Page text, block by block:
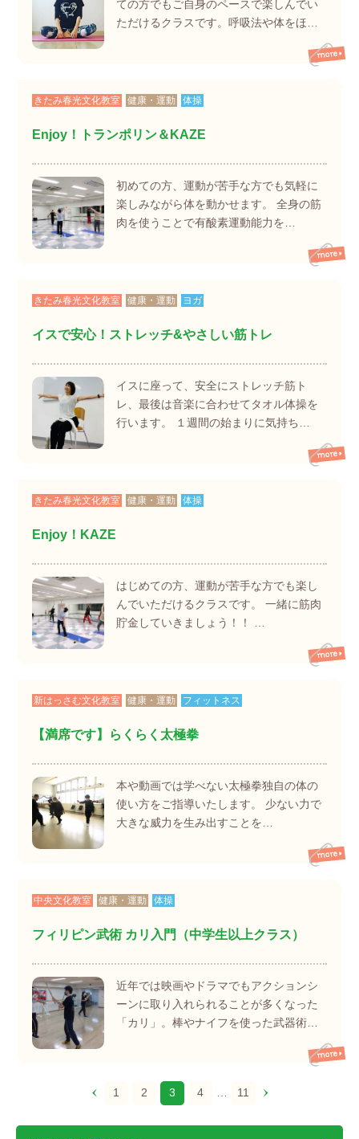
ての方でもご自身のペースで楽しんでい
ただけるクラスです。呼吸法や体をほ…
きたみ春光文化教室 健康・運動 体操
Enjoy！トランポリン＆KAZE
初めての方、運動が苦手な方でも気軽に
楽しみながら体を動かせます。 全身の筋
肉を使うことで有酸素運動能力を…
きたみ春光文化教室 健康・運動 ヨガ
イスで安心！ストレッチ&やさしい筋トレ
イスに座って、安全にストレッチ筋ト
レ、最後は音楽に合わせてタオル体操を
行います。 １週間の始まりに気持ち…
きたみ春光文化教室 健康・運動 体操
Enjoy！KAZE
はじめての方、運動が苦手な方でも楽し
んでいただけるクラスです。 一緒に筋肉
貯金していきましょう！！ …
新はっさむ文化教室 健康・運動 フィットネス
【満席です】らくらく太極拳
本や動画では学べない太極拳独自の体の
使い方をご指導いたします。 少ない力で
大きな威力を生み出すことを…
中央文化教室 健康・運動 体操
フィリピン武術 カリ入門（中学生以上クラス）
近年では映画やドラマでもアクションシ
ーンに取り入れられることが多くなった
「カリ」。棒やナイフを使った武器術…
1 2 3 4 … 11